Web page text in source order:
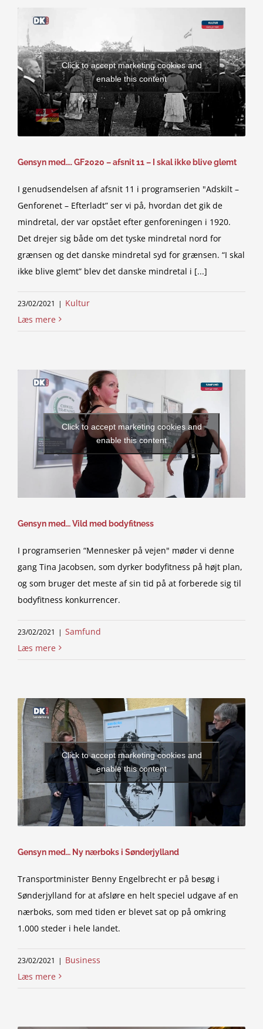
Click to accept marketing cookies and
enable this content
Gensyn med…. GF2020 – afsnit 11 – I skal ikke blive glemt
I genudsendelsen af afsnit 11 i programserien "Adskilt –
Genforenet – Efterladt” ser vi på, hvordan det gik de
mindretal, der var opstået efter genforeningen i 1920.
Det drejer sig både om det tyske mindretal nord for
grænsen og det danske mindretal syd for grænsen. “I skal
ikke blive glemt” blev det danske mindretal i [...]
23/02/2021 | Kultur
Læs mere
Click to accept marketing cookies and
enable this content
Gensyn med… Vild med bodyfitness
I programserien “Mennesker på vejen" møder vi denne
gang Tina Jacobsen, som dyrker bodyfitness på højt plan,
og som bruger det meste af sin tid på at forberede sig til
bodyfitness konkurrencer.
23/02/2021 | Samfund
Læs mere
Click to accept marketing cookies and
enable this content
Gensyn med… Ny nærboks i Sønderjylland
Transportminister Benny Engelbrecht er på besøg i
Sønderjylland for at afsløre en helt speciel udgave af en
nærboks, som med tiden er blevet sat op på omkring
1.000 steder i hele landet.
23/02/2021 | Business
Læs mere